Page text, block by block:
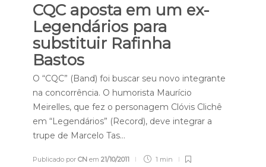
CQC aposta em um ex-
Legendários para
substituir Rafinha
Bastos
O “CQC” (Band) foi buscar seu novo integrante
na concorrência. O humorista Maurício
Meirelles, que fez o personagem Clóvis Clichê
em “Legendários” (Record), deve integrar a
trupe de Marcelo Tas…
Publicado por CN em 21/10/2011 1 min